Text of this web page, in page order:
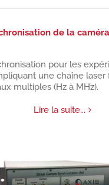
de la
pour les
une chaîne
multiples (Hz à MHz).
Lire la suite...